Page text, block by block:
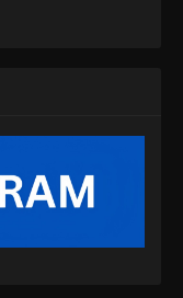
Episode 36 Subtitle